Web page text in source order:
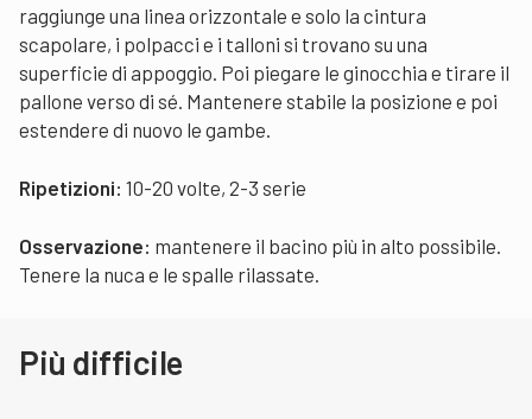
raggiunge una linea orizzontale e solo la cintura
scapolare, i polpacci e i talloni si trovano su una
superficie di appoggio. Poi piegare le ginocchia e tirare il
pallone verso di sé. Mantenere stabile la posizione e poi
estendere di nuovo le gambe.
Ripetizioni: 10-20 volte, 2-3 serie
Osservazione: mantenere il bacino più in alto possibile.
Tenere la nuca e le spalle rilassate.
Più difficile